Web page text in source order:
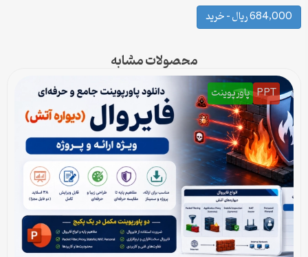
684,000 ریال – خرید
محصولات مشابه
PPT پاورپوینت